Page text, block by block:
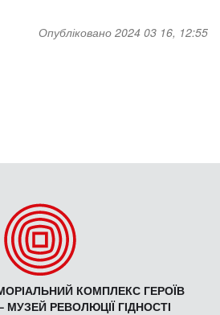
Опубліковано 2024 03 16, 12:55
КОМПЛЕКС ГЕРОЇВ
МУЗЕЙ РЕВОЛЮЦІЇ ГІДНОСТІ